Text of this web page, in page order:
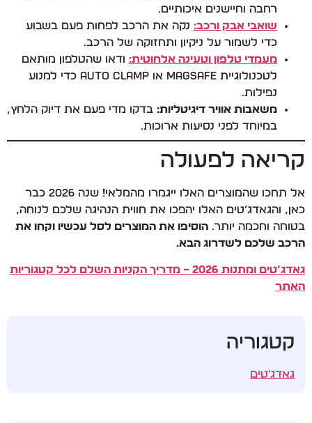
רחבה וחיישנים איכותיים.
שואבי אבק ורכב: נקה את הרכב לפחות פעם בשבוע
כדי לשמור על ניקיון ותחזוקה של הרכב.
מעמדי טלפון וטעינה אלחוטית: ודאו שהטלפון מותאם
לטכנולוגיית MagSafe או Auto Clamp כדי למנוע
נפילות.
משאבות אוויר דיגיטליות: בדקו מדי פעם את דיוק הלחץ,
במיוחד לפני נסיעות ארוכות.
קריאה לפעולה
אל תחכו שהמוצרים האלו ייגמרו מהמלאי! שנה 2026 כבר
כאן, והגאדג’טים האלו יהפכו את חווית הנהיגה שלכם לנוחה,
בטוחה וחכמה יותר. הוסיפו את המוצרים לסל עכשיו וקחו את
הרכב שלכם לשדרוג הבא.
גאדג’טים ומתנות 2026 – מדריך הקניות השלם לכל קטגוריות
האתר
קטגוריה
גאדג'טים